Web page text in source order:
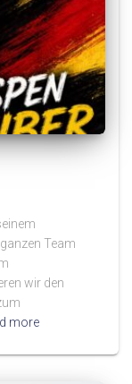
Team
wir den
more